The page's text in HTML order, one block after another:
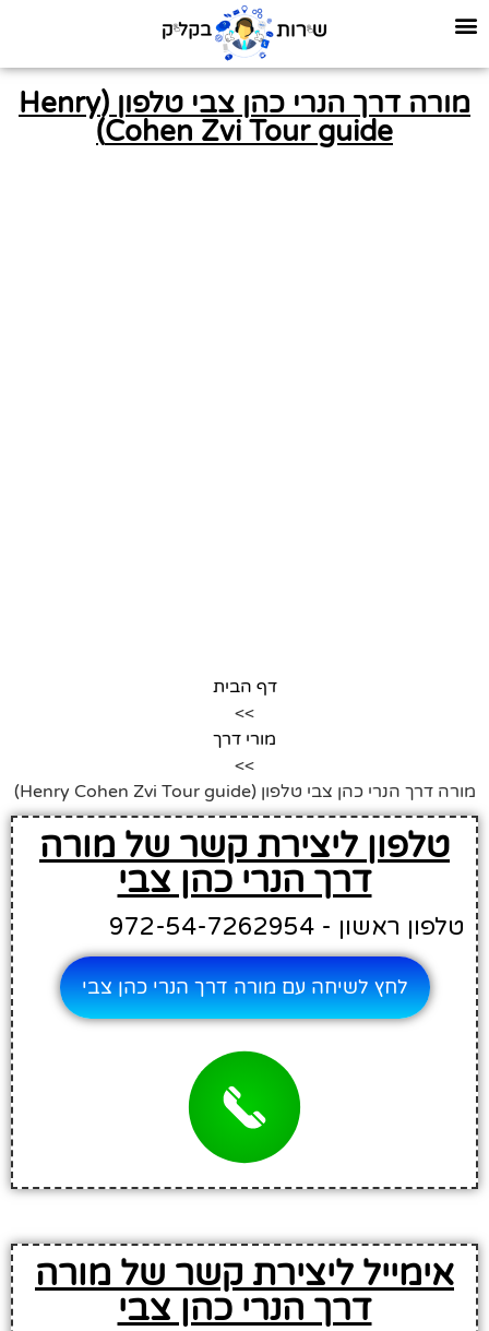
מורה דרך הנרי כהן צבי טלפון (Henry
Cohen Zvi Tour guide)
דף הבית
>>
מורי דרך
>>
מורה דרך הנרי כהן צבי טלפון (Henry Cohen Zvi Tour guide)
טלפון ליצירת קשר של מורה
דרך הנרי כהן צבי
טלפון ראשון - 972-54-7262954
לחץ לשיחה עם מורה דרך הנרי כהן צבי
אימייל ליצירת קשר של מורה
דרך הנרי כהן צבי